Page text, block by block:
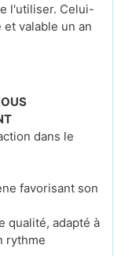
l'utiliser. Celui-
valable un an
dans le
favorisant son
qualité, adapté à
rythme